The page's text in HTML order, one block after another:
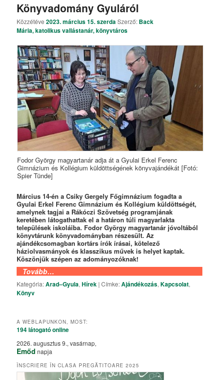
Könyvadomány Gyuláról
Közzétéve2023. március 15. szerdaSzerző: Back
Mária, katolikus vallástanár, könyvtáros
Fodor György magyartanár adja át a Gyulai Erkel Ferenc
Gimnázium és Kollégium küldöttségének könyvajándékát [Fotó:
Spier Tünde]
Március 14-én a Csiky Gergely Főgimnázium fogadta a
Gyulai Erkel Ferenc Gimnázium és Kollégium küldöttségét,
amelynek tagjai a Rákóczi Szövetség programjának
keretében látogathattak el a határon túli magyarlakta
települések iskoláiba. Fodor György magyartanár jóvoltából
könyvtárunk könyvadományban részesült. Az
ajándékcsomagban kortárs írók írásai, kötelező
háziolvasmányok és klasszikus művek is helyet kaptak.
Köszönjük szépen az adományozóknak!
Tovább…
Kategória:Arad–Gyula,Hírek |Címke:Ajándékozás,Kapcsolat,
Könyv
A WEBLAPUNKON, MOST:
194 látogatóonline
2026. augusztus 9., vasárnap,
Emőd napja
ÎNSCRIERE ÎN CLASA PREGĂTITOARE 2025